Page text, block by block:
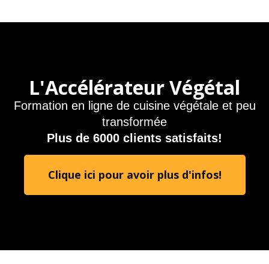
L'Accélérateur Végétal
Formation en ligne de cuisine végétale et peu
transformée
Plus de 6000 clients satisfaits!
Clique ici pour avoir plus d'infos!